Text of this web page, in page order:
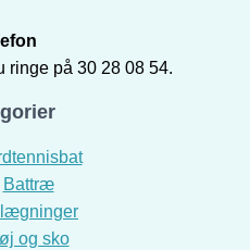
ringe på 30 28 08 54.
Battræ
og sko